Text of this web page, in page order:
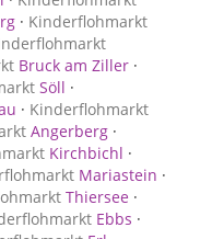
· Kinderflohmarkt
Bruck am Ziller ·
Söll ·
· Kinderflohmarkt
Angerberg ·
Kirchbichl ·
Mariastein ·
Thiersee ·
Ebbs ·